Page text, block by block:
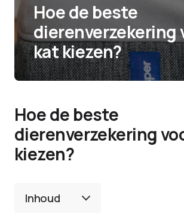
Hoe de beste
dierenverzekering
kat kiezen?
Hoe de beste
dierenverzekering
kiezen?
Inhoud